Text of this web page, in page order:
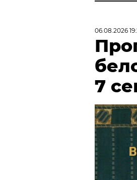
06.08.2026
7